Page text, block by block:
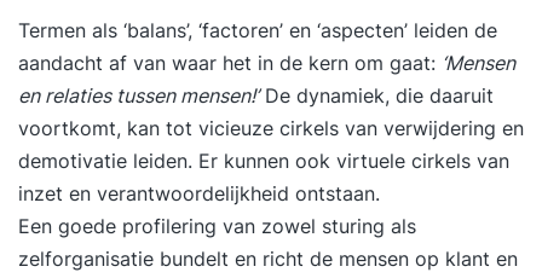
Termen als ‘balans’, ‘factoren’ en ‘aspecten’ leiden de
aandacht af van waar het in de kern om gaat: ‘Mensen
en relaties tussen mensen!’De dynamiek, die daaruit
voortkomt, kan tot vicieuze cirkels van verwijdering en
demotivatie leiden. Er kunnen ook virtuele cirkels van
inzet en verantwoordelijkheid ontstaan.
Een goede profilering van zowel sturing als
zelforganisatie bundelt en richt de mensen op klant en